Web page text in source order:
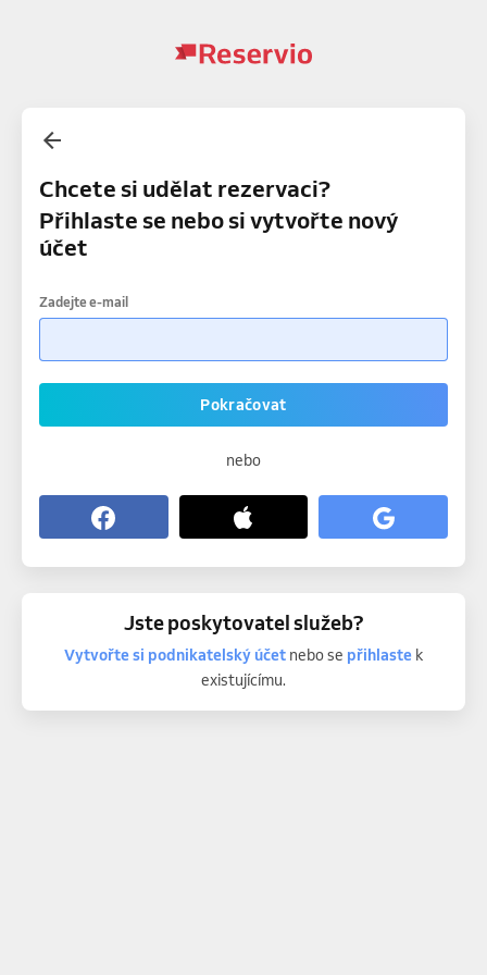
Chcete si udělat rezervaci?
Přihlaste se nebo si vytvořte nový
účet
Zadejte e-mail
Pokračovat
nebo
Jste poskytovatel služeb?
Vytvořte si podnikatelský účetnebo se přihlastek
existujícímu.